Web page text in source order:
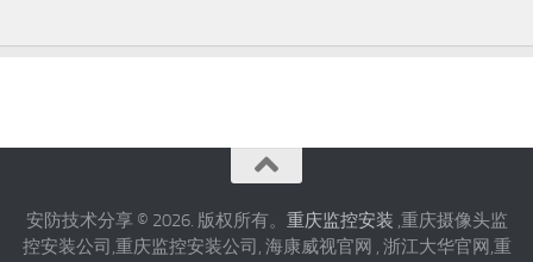
安防技术分享 © 2026. 版权所有。 重庆监控安装 ,重庆摄像头监
控安装公司,重庆监控安装公司, 海康威视官网 , 浙江大华官网,重